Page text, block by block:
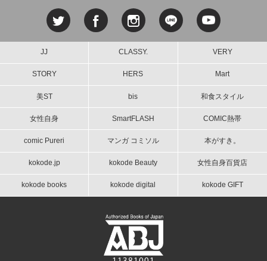
JJ CLASSY. VERY
STORY HERS Mart
美ST bis 和食スタイル
女性自身 SmartFLASH COMIC熱帯
comic Pureri マンガ コミソル 本がすき。
kokode.jp kokode Beauty 女性自身百貨店
kokode books kokode digital kokode GIFT